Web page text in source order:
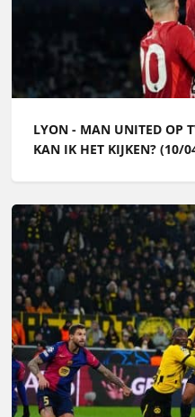
LYON - MAN UNITED OP
KAN IK HET KIJKEN? (10/